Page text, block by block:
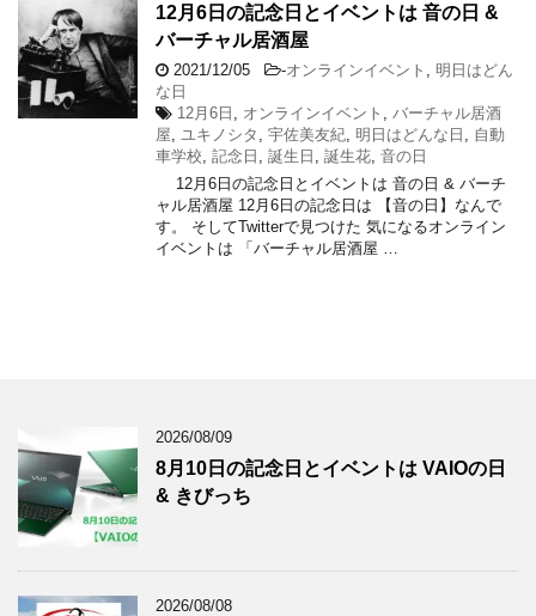
12月6日の記念日とイベントは 音の日 &
バーチャル居酒屋
2021/12/05 -オンラインイベント
明日はどん
な日
12月6日
オンラインイベント
バーチャル居酒
屋
ユキノシタ 宇佐美友紀 明日はどんな日
自動
車学校 記念日 誕生日 誕生花 音の日
12月6日の記念日とイベントは 音の日 & バーチ
ャル居酒屋 12月6日の記念日は 【音の日】なんで
す。 そしてTwitterで見つけた 気になるオンライン
イベントは 「バーチャル居酒屋 …
2026/08/09
8月10日の記念日とイベントは VAIOの日
& きびっち
2026/08/08